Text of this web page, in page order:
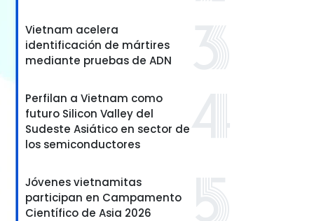
Vietnam acelera
identificación de mártires
mediante pruebas de ADN
Perfilan a Vietnam como
futuro Silicon Valley del
Sudeste Asiático en sector de
los semiconductores
Jóvenes vietnamitas
participan en Campamento
Científico de Asia 2026